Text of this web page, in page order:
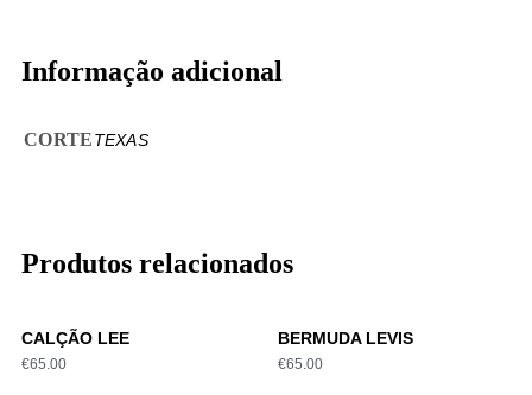
Informação adicional
CORTETEXAS
Produtos relacionados
CALÇÃO LEE
€65.00
BERMUDA LEVIS
€65.00